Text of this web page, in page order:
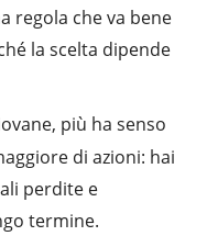
regola che va bene
la scelta dipende
più ha senso
di azioni: hai
perdite e
termine.